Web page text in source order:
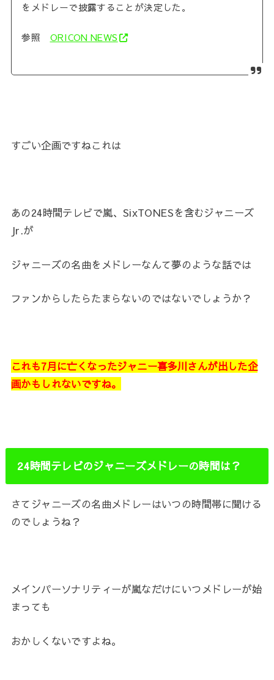
をメドレーで披露することが決定した。
参照 ORICON NEWS
すごい企画ですねこれは
あの24時間テレビで嵐、SixTONESを含むジャニーズ
Jr.が
ジャニーズの名曲をメドレーなんて夢のような話では
ファンからしたらたまらないのではないでしょうか？
これも7月に亡くなったジャニー喜多川さんが出した企
画かもしれないですね。
24時間テレビのジャニーズメドレーの時間は？
さてジャニーズの名曲メドレーはいつの時間帯に聞ける
のでしょうね？
メインパーソナリティーが嵐なだけにいつメドレーが始
まっても
おかしくないですよね。